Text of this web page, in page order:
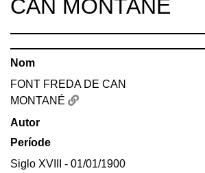
CAN MONTANÉ
Nom
FONT FREDA DE CAN
MONTANÉ
Autor
Període
Siglo XVIII - 01/01/1900